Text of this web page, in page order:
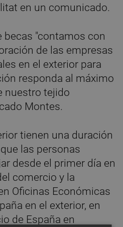
en un comunicado.
becas "contamos con
de las empresas
en el exterior para
responda al máximo
nuestro tejido
Montes.
tienen una duración
las personas
desde el primer día en
comercio y la
Oficinas Económicas
en el exterior, en
de España en